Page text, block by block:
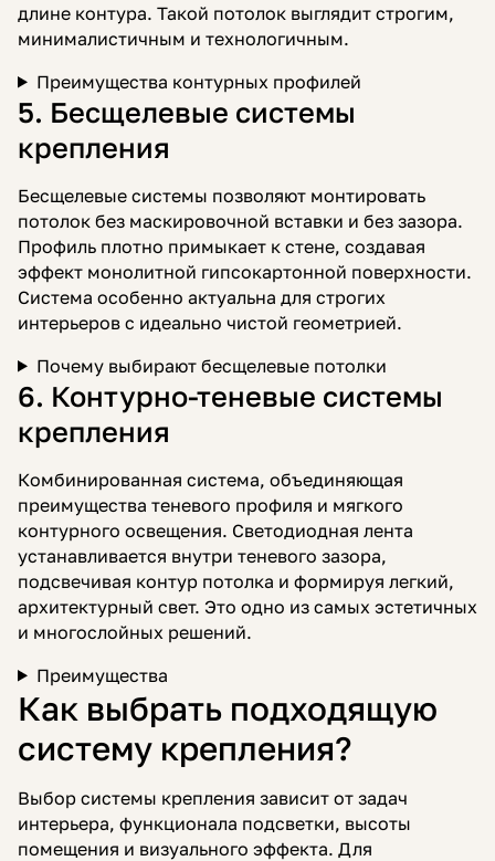
длине контура. Такой потолок выглядит строгим,
минималистичным и технологичным.
Преимущества контурных профилей
5. Бесщелевые системы
крепления
Бесщелевые системы позволяют монтировать
потолок без маскировочной вставки и без зазора.
Профиль плотно примыкает к стене, создавая
эффект монолитной гипсокартонной поверхности.
Система особенно актуальна для строгих
интерьеров с идеально чистой геометрией.
Почему выбирают бесщелевые потолки
6. Контурно-теневые системы
крепления
Комбинированная система, объединяющая
преимущества теневого профиля и мягкого
контурного освещения. Светодиодная лента
устанавливается внутри теневого зазора,
подсвечивая контур потолка и формируя легкий,
архитектурный свет. Это одно из самых эстетичных
и многослойных решений.
Преимущества
Как выбрать подходящую
систему крепления?
Выбор системы крепления зависит от задач
интерьера, функционала подсветки, высоты
помещения и визуального эффекта. Для